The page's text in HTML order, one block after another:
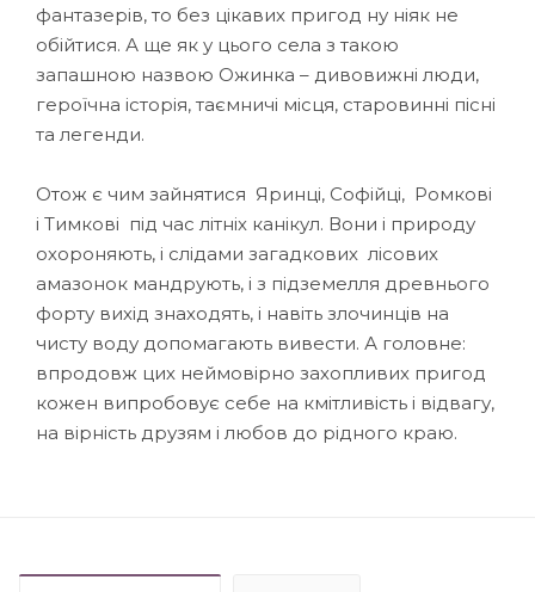
фантазерів, то без цікавих пригод ну ніяк не
обійтися. А ще як у цього села з такою
запашною назвою Ожинка – дивовижні люди,
героїчна історія, таємничі місця, старовинні пісні
та легенди.
Отож є чим зайнятися Яринці, Софійці, Ромкові
і Тимкові під час літніх канікул. Вони і природу
охороняють, і слідами загадкових лісових
амазонок мандрують, і з підземелля древнього
форту вихід знаходять, і навіть злочинців на
чисту воду допомагають вивести. А головне:
впродовж цих неймовірно захопливих пригод
кожен випробовує себе на кмітливість і відвагу,
на вірність друзям і любов до рідного краю.